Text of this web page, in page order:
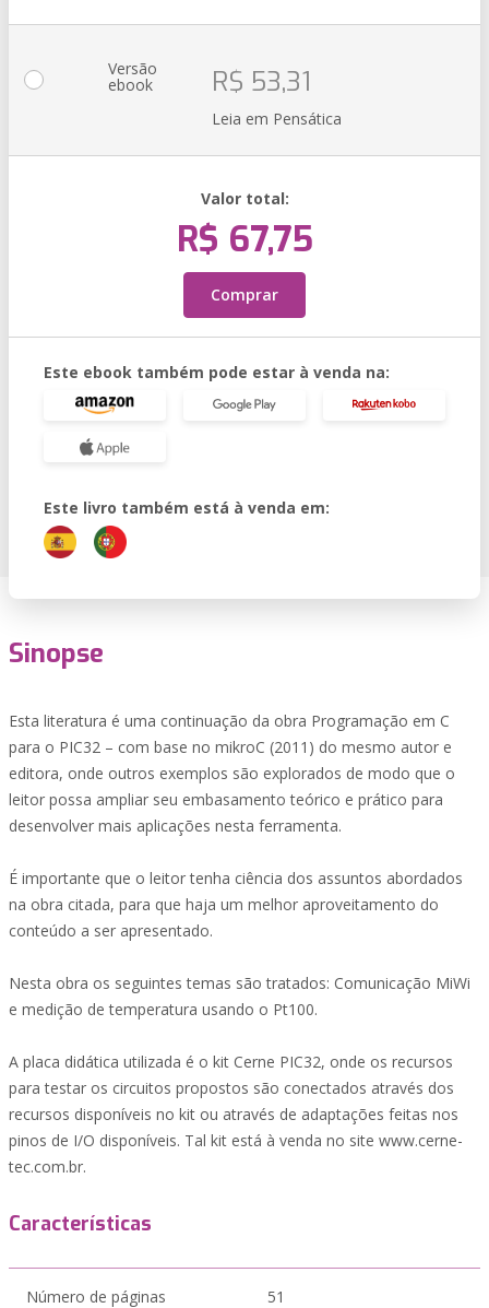
Versão
ebook R$ 53,31
Leia em Pensática
Valor total:
R$ 67,75
Comprar
Este ebook também pode estar à venda na:
Este livro também está à venda em:
Sinopse
Esta literatura é uma continuação da obra Programação em C
para o PIC32 – com base no mikroC (2011) do mesmo autor e
editora, onde outros exemplos são explorados de modo que o
leitor possa ampliar seu embasamento teórico e prático para
desenvolver mais aplicações nesta ferramenta.
É importante que o leitor tenha ciência dos assuntos abordados
na obra citada, para que haja um melhor aproveitamento do
conteúdo a ser apresentado.
Nesta obra os seguintes temas são tratados: Comunicação MiWi
e medição de temperatura usando o Pt100.
A placa didática utilizada é o kit Cerne PIC32, onde os recursos
para testar os circuitos propostos são conectados através dos
recursos disponíveis no kit ou através de adaptações feitas nos
pinos de I/O disponíveis. Tal kit está à venda no site www.cerne-
tec.com.br.
Características
Número de páginas 51